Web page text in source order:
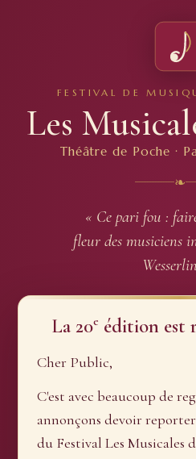
FESTIVAL DE
Les
Théâtre de Poche ·
❧
« Ce pari fou :
fleur des musiciens
La 20e édition est
Cher Public,
C'est avec beaucoup de
annonçons devoir
du Festival Les Musicales